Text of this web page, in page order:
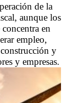
de la
aunque los
en
empleo,
y
y empresas.